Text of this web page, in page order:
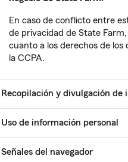
En caso de conflicto entre
de privacidad de State
cuanto a los derechos de los
la CCPA.
Recopilación y divulgación de
Uso de información personal
Señales del navegador